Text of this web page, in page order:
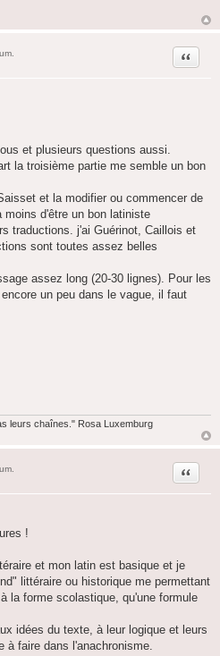
Citation
et plusieurs questions aussi.
la troisième partie me semble un bon
et la modifier ou commencer de
d'être un bon latiniste
traductions. j'ai Guérinot, Caillois et
sont toutes assez belles
assez long (20-30 lignes). Pour les
un peu dans le vague, il faut
leurs chaînes." Rosa Luxemburg
Citation
!
et mon latin est basique et je
littéraire ou historique me permettant
la forme scolastique, qu'une formule
idées du texte, à leur logique et leurs
à faire dans l'anachronisme.